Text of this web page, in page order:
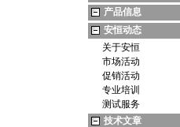
产品信息
安恒动态
关于安恒
市场活动
促销活动
专业培训
测试服务
技术文章